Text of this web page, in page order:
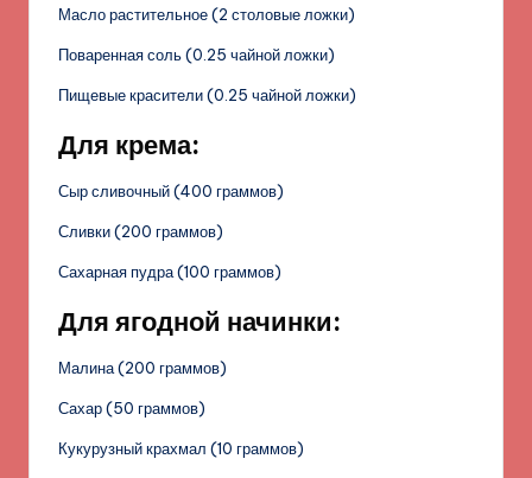
Масло растительное (2 столовые ложки)
Поваренная соль (0.25 чайной ложки)
Пищевые красители (0.25 чайной ложки)
Для крема:
Сыр сливочный (400 граммов)
Сливки (200 граммов)
Сахарная пудра (100 граммов)
Для ягодной начинки:
Малина (200 граммов)
Сахар (50 граммов)
Кукурузный крахмал (10 граммов)